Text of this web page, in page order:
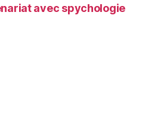
avec spychologie